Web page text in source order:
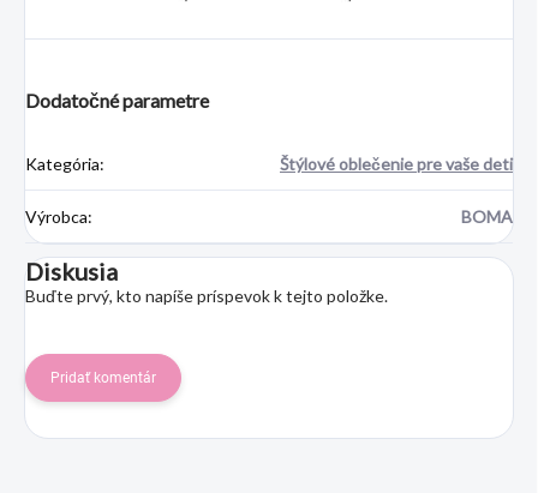
Dodatočné parametre
Kategória: Štýlové oblečenie pre vaše deti
Výrobca: BOMA
Diskusia
Buďte prvý, kto napíše príspevok k tejto položke.
Pridať komentár